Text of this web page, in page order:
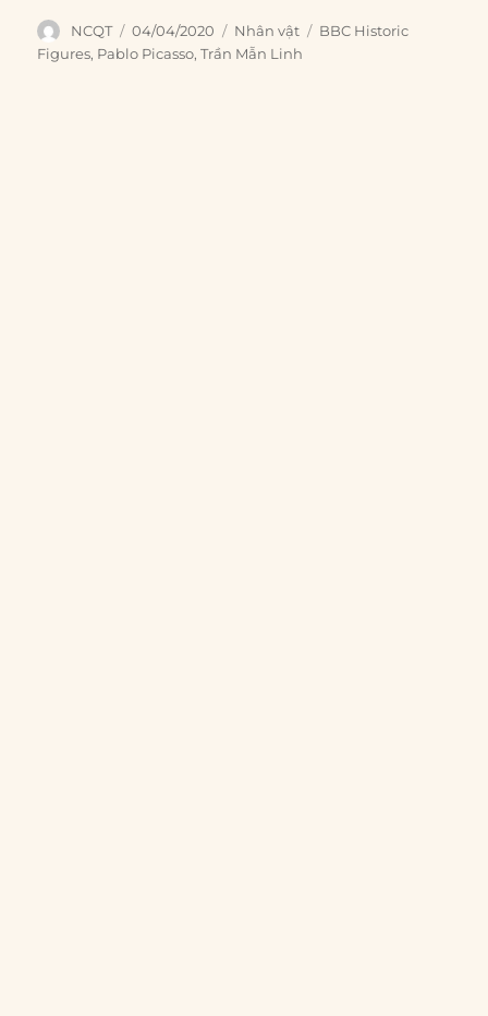
Author
NCQT
Posted
on
04/04/2020 Categories
Nhân vật Tags
BBC Historic
Figures, Pablo Picasso,Trần Mẫn Linh